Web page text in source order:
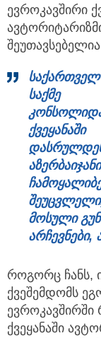
ევროკავშირი
საქმე
მოსული
როგორც ჩანს,
ქვეშემდომს
ევროკავშირში
ქვეყანაში